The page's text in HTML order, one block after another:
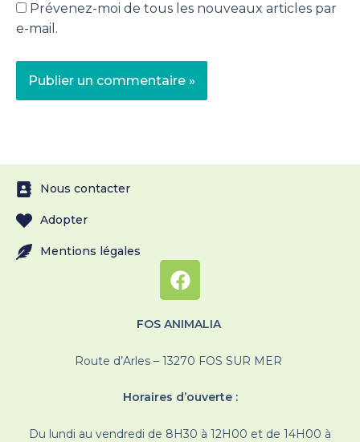
Prévenez-moi de tous les nouveaux articles par
e-mail.
Nous contacter
Adopter
Mentions légales
FOS ANIMALIA
Route d’Arles – 13270 FOS SUR MER
Horaires d’ouverte :
Du lundi au vendredi de 8H30 à 12H00 et de 14H00 à